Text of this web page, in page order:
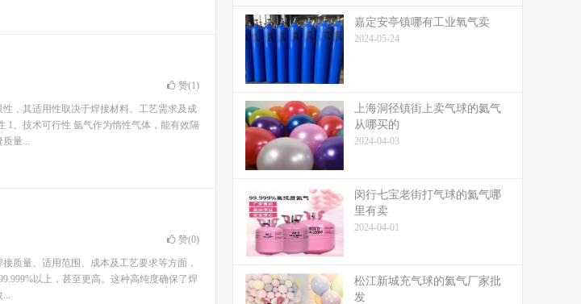
赞(1)
，其适用性取决于焊接材料、工艺需求及成
1、技术可行性 氩气作为惰性气体，能有效隔
量...
赞(0)
质量、适用范围、成本及工艺要求等方面，
以上，甚至更高。这种高纯度确保了焊
...
嘉定安亭镇哪有工业氧气卖
2024-05-24
上海洞径镇街上卖气球的氦气
从哪买的
2024-04-03
闵行七宝老街打气球的氦气哪
里有卖
2024-04-01
松江新城充气球的氦气厂家批
发